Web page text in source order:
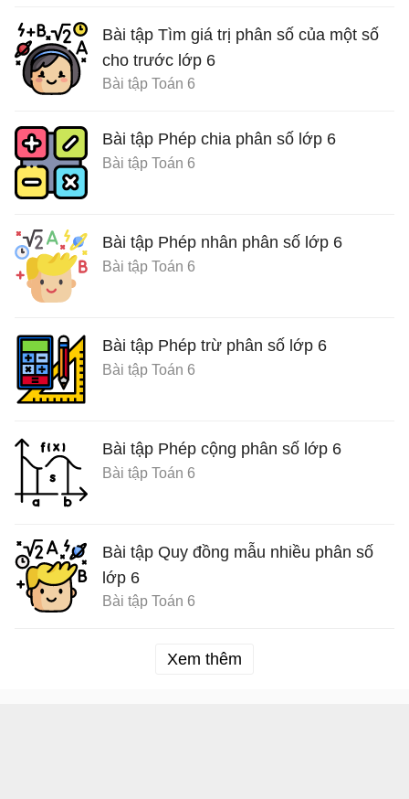
Bài tập Tìm giá trị phân số của một số
cho trước lớp 6
Bài tập Toán 6
Bài tập Phép chia phân số lớp 6
Bài tập Toán 6
Bài tập Phép nhân phân số lớp 6
Bài tập Toán 6
Bài tập Phép trừ phân số lớp 6
Bài tập Toán 6
Bài tập Phép cộng phân số lớp 6
Bài tập Toán 6
Bài tập Quy đồng mẫu nhiều phân số
lớp 6
Bài tập Toán 6
Xem thêm